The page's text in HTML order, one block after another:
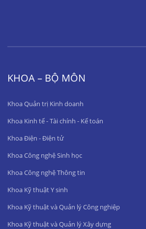
KHOA – BỘ MÔN
Khoa Quản trị Kinh doanh
Khoa Kinh tế - Tài chính - Kế toán
Khoa Điện - Điện tử
Khoa Công nghệ Sinh học
Khoa Công nghệ Thông tin
Khoa Kỹ thuật Y sinh
Khoa Kỹ thuật và Quản lý Công nghiệp
Khoa Kỹ thuật và Quản lý Xây dựng